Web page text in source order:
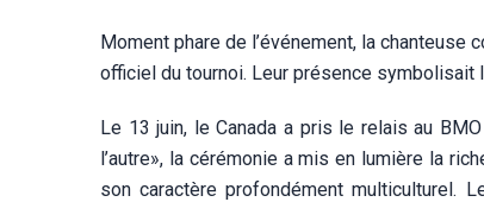
Moment phare de l’événement, la chanteuse
officiel du tournoi. Leur présence
Le 13 juin, le Canada a pris le relais au
l’autre», la cérémonie a mis en lumière la
son caractère profondément multiculturel.